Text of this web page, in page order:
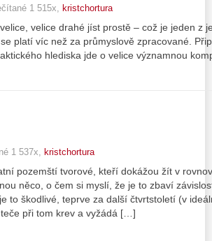
1 515x, kristchortura
velice drahé jíst prostě – což je jeden z
platí víc než za průmyslově zpracované.
hlediska jde o velice významnou
1 537x, kristchortura
pozemští tvorové, kteří dokážou žít v
něco, o čem si myslí, že je to zbaví
to škodlivé, teprve za další čtvrtstoletí (v
při tom krev a vyžádá […]